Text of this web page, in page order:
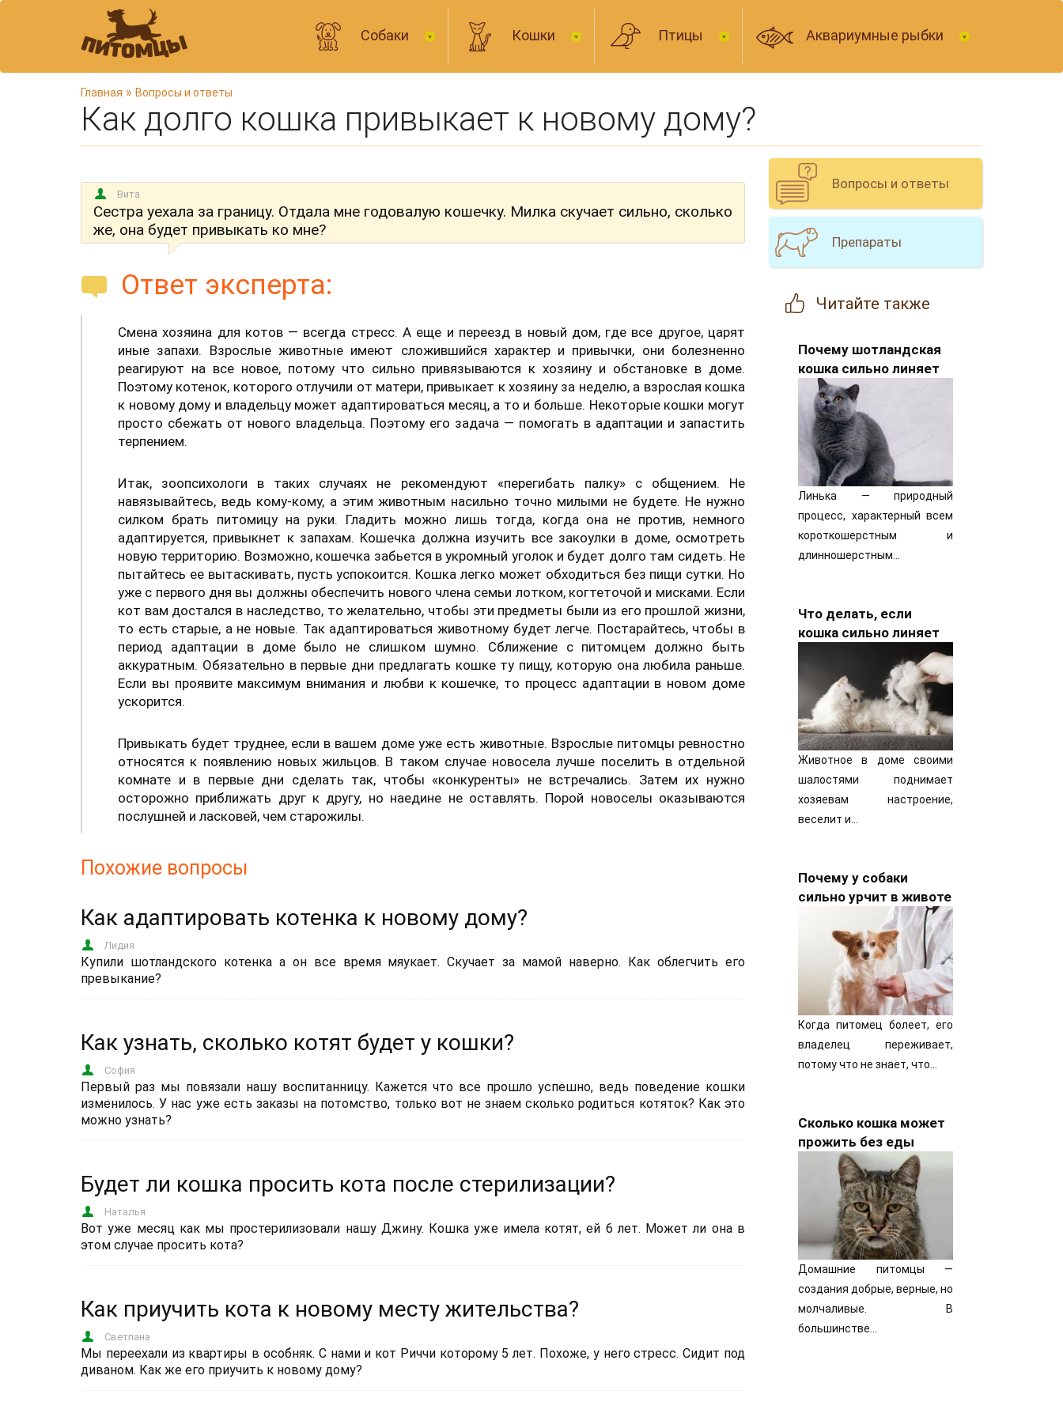
Собаки Кошки Птицы Аквариумные рыбки
В
ы
з
д
Главная » Вопросы и ответы
Как долго кошка привыкает к новому дому?
Вита
Сестра уехала за границу. Отдала мне годовалую кошечку. Милка скучает сильно, сколько
же, она будет привыкать ко мне?
Ответ эксперта:
Смена хозяина для котов — всегда стресс. А еще и переезд в новый дом, где все другое, царят
иные запахи. Взрослые животные имеют сложившийся характер и привычки, они болезненно
реагируют на все новое, потому что сильно привязываются к хозяину и обстановке в доме.
Поэтому котенок, которого отлучили от матери, привыкает к хозяину за неделю, а взрослая кошка
к новому дому и владельцу может адаптироваться месяц, а то и больше. Некоторые кошки могут
просто сбежать от нового владельца. Поэтому его задача — помогать в адаптации и запастить
терпением.
Итак, зоопсихологи в таких случаях не рекомендуют «перегибать палку» с общением. Не
навязывайтесь, ведь кому-кому, а этим животным насильно точно милыми не будете. Не нужно
силком брать питомицу на руки. Гладить можно лишь тогда, когда она не против, немного
адаптируется, привыкнет к запахам. Кошечка должна изучить все закоулки в доме, осмотреть
новую территорию. Возможно, кошечка забьется в укромный уголок и будет долго там сидеть. Не
пытайтесь ее вытаскивать, пусть успокоится. Кошка легко может обходиться без пищи сутки. Но
уже с первого дня вы должны обеспечить нового члена семьи лотком, когтеточой и мисками. Если
кот вам достался в наследство, то желательно, чтобы эти предметы были из его прошлой жизни,
то есть старые, а не новые. Так адаптироваться животному будет легче. Постарайтесь, чтобы в
период адаптации в доме было не слишком шумно. Сближение с питомцем должно быть
аккуратным. Обязательно в первые дни предлагать кошке ту пищу, которую она любила раньше.
Если вы проявите максимум внимания и любви к кошечке, то процесс адаптации в новом доме
ускорится.
Привыкать будет труднее, если в вашем доме уже есть животные. Взрослые питомцы ревностно
относятся к появлению новых жильцов. В таком случае новосела лучше поселить в отдельной
комнате и в первые дни сделать так, чтобы «конкуренты» не встречались. Затем их нужно
осторожно приближать друг к другу, но наедине не оставлять. Порой новоселы оказываются
послушней и ласковей, чем старожилы.
Похожие вопросы
Как адаптировать котенка к новому дому?
Лидия
Купили шотландского котенка а он все время мяукает. Скучает за мамой наверно. Как облегчить его
превыкание?
Как узнать, сколько котят будет у кошки?
София
Первый раз мы повязали нашу воспитанницу. Кажется что все прошло успешно, ведь поведение кошки
изменилось. У нас уже есть заказы на потомство, только вот не знаем сколько родиться котяток? Как это
можно узнать?
Будет ли кошка просить кота после стерилизации?
Наталья
Вот уже месяц как мы простерилизовали нашу Джину. Кошка уже имела котят, ей 6 лет. Может ли она в
этом случае просить кота?
Как приучить кота к новому месту жительства?
Светлана
Мы переехали из квартиры в особняк. С нами и кот Риччи которому 5 лет. Похоже, у него стресс. Сидит под
диваном. Как же его приучить к новому дому?
Вопросы и ответы
Препараты
Читайте также
Почему шотландская
кошка сильно линяет
Линька — природный
процесс, характерный всем
короткошерстным и
длинношерстным…
Что делать, если
кошка сильно линяет
Животное в доме своими
шалостями поднимает
хозяевам настроение,
веселит и…
Почему у собаки
сильно урчит в животе
Когда питомец болеет, его
владелец переживает,
потому что не знает, что…
Сколько кошка может
прожить без еды
Домашние питомцы —
создания добрые, верные, но
молчаливые. В
большинстве…